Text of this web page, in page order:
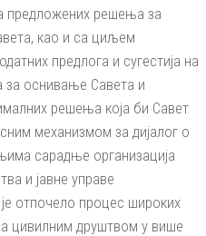
предложених решења за
као и са циљем
предлога и сугестија на
за оснивање Савета и
решења која би Савет
механизмом за дијалог о
сарадње организација
и јавне управе
отпочело процес широких
цивилним друштвом у више